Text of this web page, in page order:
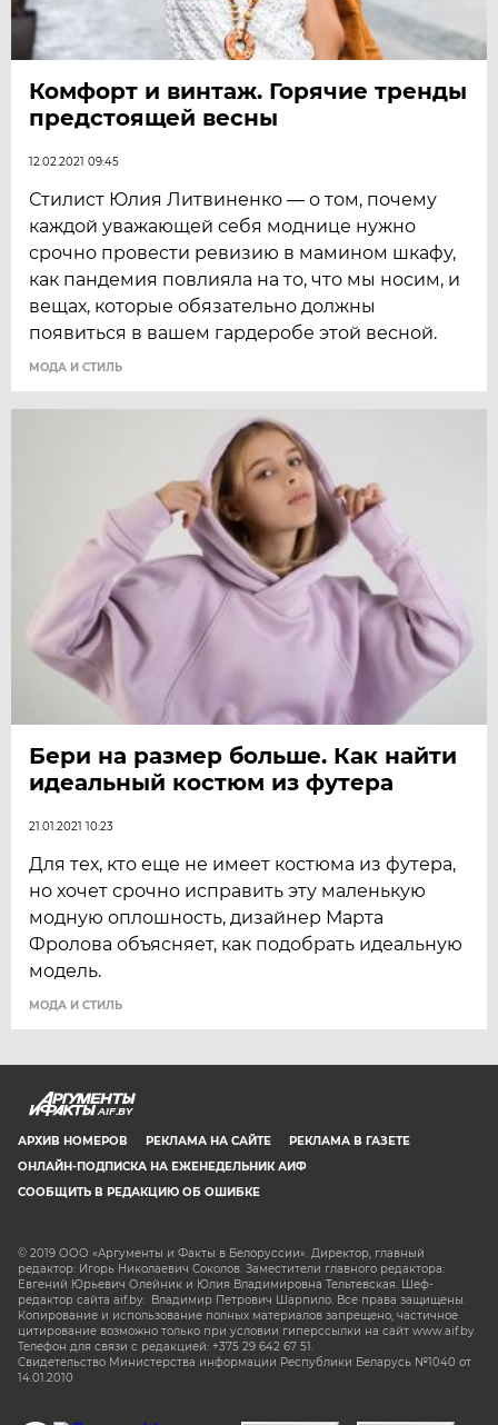
Комфорт и винтаж. Горячие тренды
предстоящей весны
12.02.2021 09:45
Стилист Юлия Литвиненко — о том, почему
каждой уважающей себя моднице нужно
срочно провести ревизию в мамином шкафу,
как пандемия повлияла на то, что мы носим, и
вещах, которые обязательно должны
появиться в вашем гардеробе этой весной.
МОДА И СТИЛЬ
Бери на размер больше. Как найти
идеальный костюм из футера
21.01.2021 10:23
Для тех, кто еще не имеет костюма из футера,
но хочет срочно исправить эту маленькую
модную оплошность, дизайнер Марта
Фролова объясняет, как подобрать идеальную
модель.
МОДА И СТИЛЬ
AIF.BY
АРХИВ НОМЕРОВ РЕКЛАМА НА САЙТЕ
РЕКЛАМА В ГАЗЕТЕ
ОНЛАЙН-ПОДПИСКА НА ЕЖЕНЕДЕЛЬНИК АИФ
СООБЩИТЬ В РЕДАКЦИЮ ОБ ОШИБКЕ
© 2019 ООО «Аргументы и Факты в Белоруссии». Директор, главный
редактор: Игорь Николаевич Соколов. Заместители главного редактора:
Евгений Юрьевич Олейник и Юлия Владимировна Тельтевская. Шеф-
редактор сайта aif.by: Владимир Петрович Шарпило. Все права защищены.
Копирование и использование полных материалов запрещено, частичное
цитирование возможно только при условии гиперссылки на сайт www.aif.by.
Телефон для связи с редакцией: +375 29 642 67 51.
Свидетельство Министерства информации Республики Беларусь №1040 от
14.01.2010